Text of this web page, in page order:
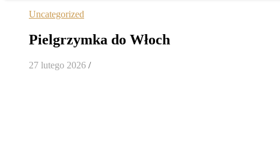
Uncategorized
Pielgrzymka do Włoch
27 lutego 2026 /